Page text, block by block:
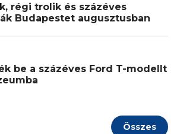
régi trolik és százéves
Budapestet augusztusban
be a százéves Ford T-modellt
Összes